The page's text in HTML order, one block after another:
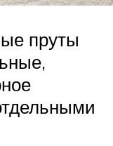
пруты